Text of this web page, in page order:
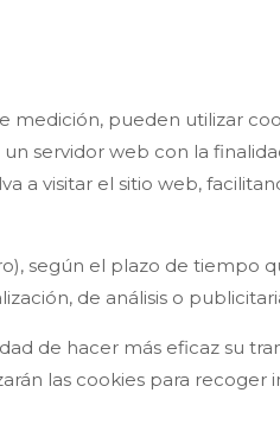
medición, pueden utilizar
servidor web con la
a visitar el sitio web,
según el plazo de tiempo
de análisis o
de hacer más eficaz su
las cookies para recoger